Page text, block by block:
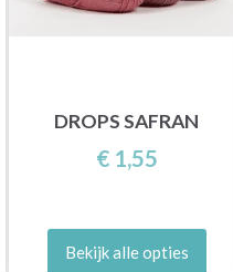
DROPS SAFRAN
€ 1,55
Bekijk alle opties